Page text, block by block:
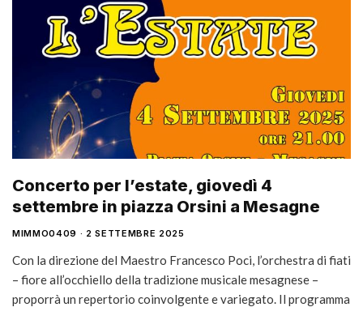
Concerto per l’estate, giovedì 4
settembre in piazza Orsini a Mesagne
MIMMO0409 2 SETTEMBRE 2025
Con la direzione del Maestro Francesco Poci, l’orchestra di fiati
– fiore all’occhiello della tradizione musicale mesagnese –
proporrà un repertorio coinvolgente e variegato. Il programma